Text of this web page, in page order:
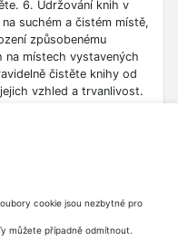
6. Udržování knih v
suchém a čistém místě,
způsobenému
na místech vystavených
čistěte knihy od
vzhled a trvanlivost.
pozornost datu
se rychle
a dodržujte pravidla
a) Dodržujte autorská
cookie jsou nezbytné pro
můžete případně odmítnout.